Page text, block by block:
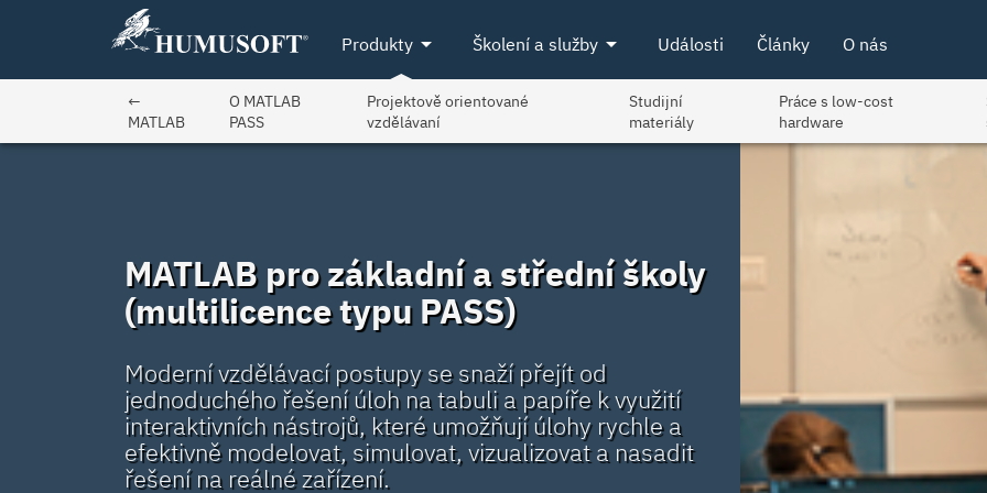
Produktyarrow_drop_down Školení a službyarrow_drop_down Události Články O nás
←
MATLAB
O MATLAB
PASS
Projektově orientované
vzdělávaní
Studijní
materiály
Práce s low-cost
hardware
MATLAB pro základní a střední školy
(multilicence typu PASS)
Moderní vzdělávací postupy se snaží přejít od
jednoduchého řešení úloh na tabuli a papíře k využití
interaktivních nástrojů, které umožňují úlohy rychle a
efektivně modelovat, simulovat, vizualizovat a nasadit
řešení na reálné zařízení.